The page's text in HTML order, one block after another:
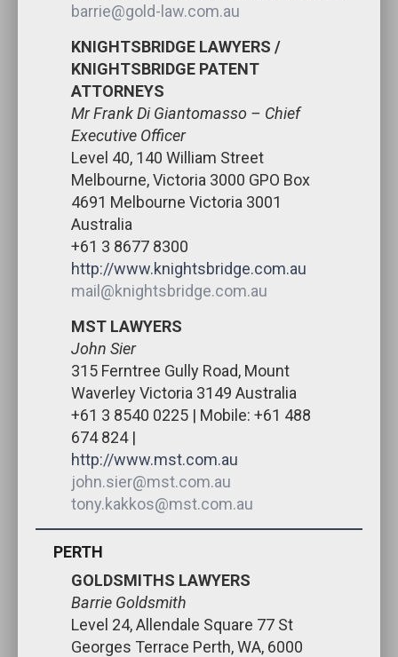
barrie@gold-law.com.au
KNIGHTSBRIDGE LAWYERS /
KNIGHTSBRIDGE PATENT
ATTORNEYS
Mr Frank Di Giantomasso – Chief
Executive Officer
Level 40, 140 William Street
Melbourne, Victoria 3000 GPO Box
4691 Melbourne Victoria 3001
Australia
+61 3 8677 8300
http://www.knightsbridge.com.au
mail@knightsbridge.com.au
MST LAWYERS
John Sier
315 Ferntree Gully Road, Mount
Waverley Victoria 3149 Australia
+61 3 8540 0225 | Mobile: +61 488
674 824 |
http://www.mst.com.au
john.sier@mst.com.au
tony.kakkos@mst.com.au
PERTH
GOLDSMITHS LAWYERS
Barrie Goldsmith
Level 24, Allendale Square 77 St
Georges Terrace Perth, WA, 6000